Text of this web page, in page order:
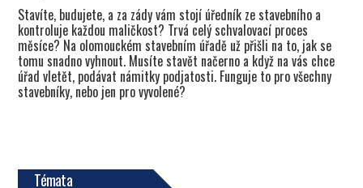
Stavíte, budujete, a za zády vám stojí úředník ze stavebního a
kontroluje každou maličkost? Trvá celý schvalovací proces
měsíce? Na olomouckém stavebním úřadě už přišli na to, jak se
tomu snadno vyhnout. Musíte stavět načerno a když na vás chce
úřad vletět, podávat námitky podjatosti. Funguje to pro všechny
stavebníky, nebo jen pro vyvolené?
Témata